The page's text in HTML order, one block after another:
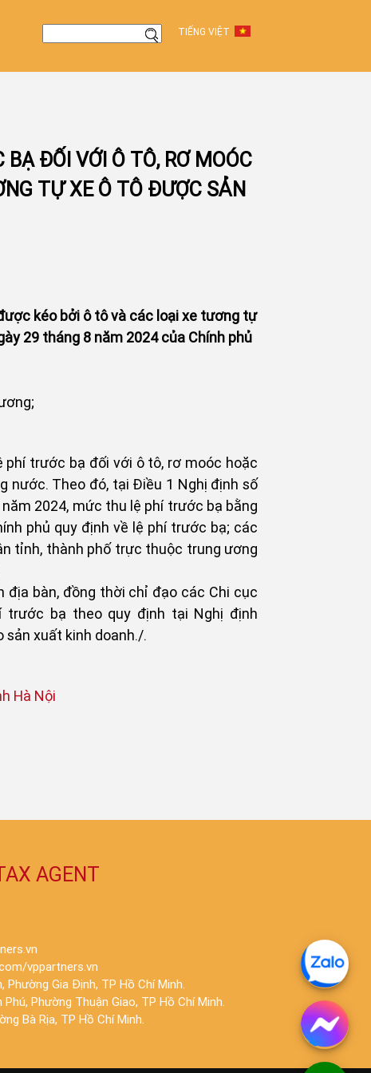
TIẾNG VIỆT
ĐỐI VỚI Ô TÔ, RƠ MOÓC
TỰ XE Ô TÔ ĐƯỢC SẢN
kéo bởi ô tô và các loại xe tương tự
29 tháng 8 năm 2024 của Chính phủ
phí trước bạ đối với ô tô, rơ moóc hoặc
nước. Theo đó, tại Điều 1 Nghị định số
2024, mức thu lệ phí trước bạ bằng
phủ quy định về lệ phí trước bạ; các
tỉnh, thành phố trực thuộc trung ương
địa bàn, đồng thời chỉ đạo các Chi cục
bạ theo quy định tại Nghị định
xuất kinh doanh./.
Hà Nội
AGENT
vppartners.vn
Phường Gia Định, TP Hồ Chí Minh.
Phường Thuận Giao, TP Hồ Chí Minh.
Bà Rịa, TP Hồ Chí Minh.